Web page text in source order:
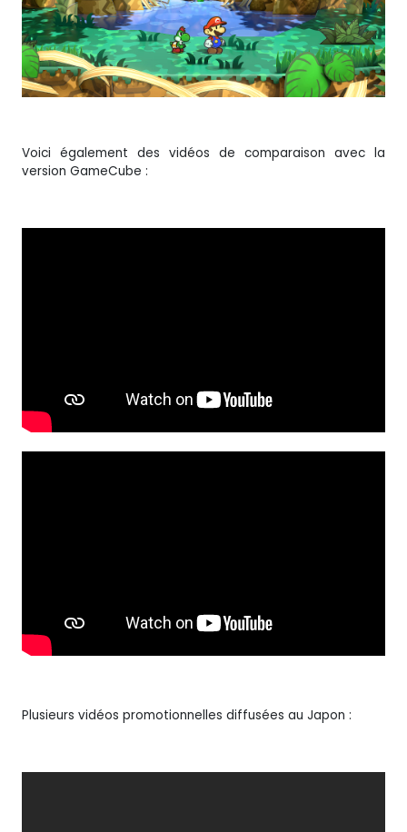
Voici également des vidéos de comparaison avec la
version GameCube :
Plusieurs vidéos promotionnelles diffusées au Japon :